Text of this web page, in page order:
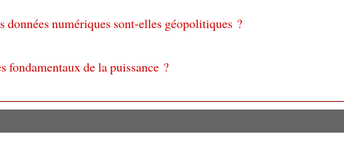
numériques sont-elles géopolitiques ?
fondamentaux de la puissance ?